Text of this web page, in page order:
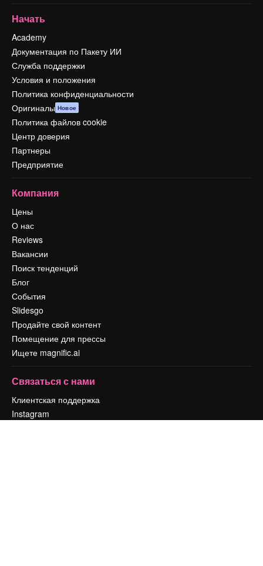
Начать
Academy
Документация по Пакету ИИ
Служба поддержки
Условия и положения
Политика конфиденциальности
Оригиналы Новое
Политика файлов cookie
Центр доверия
Партнеры
Предприятие
Компания
Цены
О нас
Reviews
Вакансии
Поиск тенденций
Блог
События
Slidesgo
Продайте свой контент
Помещение для прессы
Ищете magnific.ai
Связаться с нами
Клиентская поддержка
Instagram